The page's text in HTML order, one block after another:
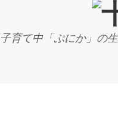
育て中「ぷにか」の